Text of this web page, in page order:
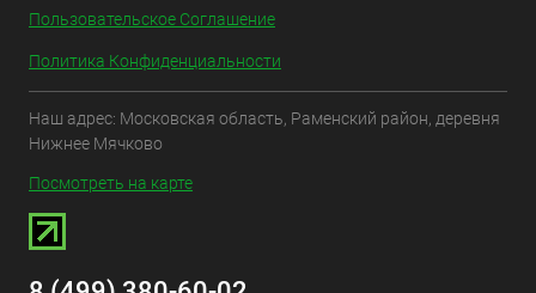
Пользовательское Соглашение
Политика Конфиденциальности
Наш адрес: Московская область, Раменский район, деревня
Нижнее Мячково
Посмотреть на карте